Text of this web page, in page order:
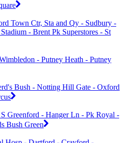
Town Ctr, Sta and Qy - Sudbury -
- Brent Pk Superstores - St
- Putney Heath - Putney
Bush - Notting Hill Gate - Oxford
Greenford - Hanger Ln - Pk Royal -
Bush Green